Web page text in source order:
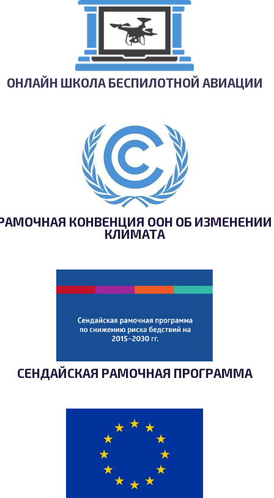
ОНЛАЙН ШКОЛА БЕСПИЛОТНОЙ АВИАЦИИ
КОНВЕНЦИЯ ООН ОБ ИЗМЕНЕНИИ
КЛИМАТА
СЕНДАЙСКАЯ РАМОЧНАЯ ПРОГРАММА